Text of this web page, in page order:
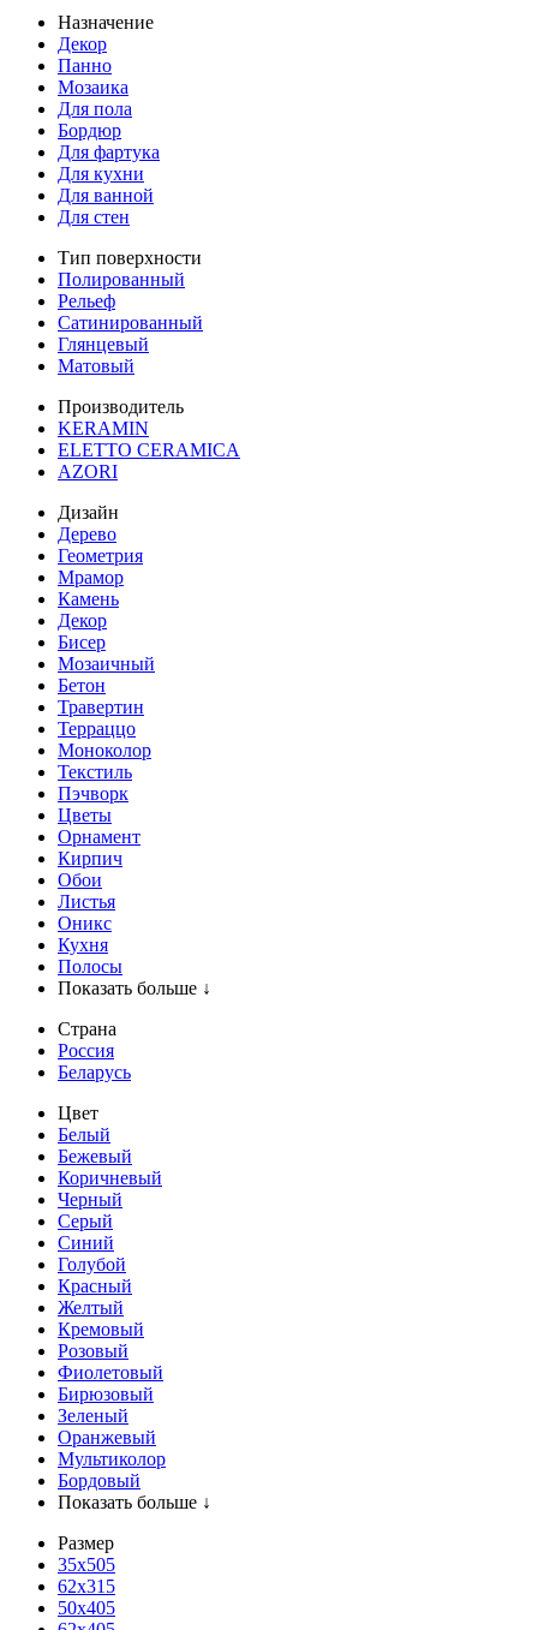
Назначение
Декор
Панно
Мозаика
Для пола
Бордюр
Для фартука
Для кухни
Для ванной
Для стен
Тип поверхности
Полированный
Рельеф
Сатинированный
Глянцевый
Матовый
Производитель
KERAMIN
ELETTO CERAMICA
AZORI
Дизайн
Дерево
Геометрия
Мрамор
Камень
Декор
Бисер
Мозаичный
Бетон
Травертин
Терраццо
Моноколор
Текстиль
Пэчворк
Цветы
Орнамент
Кирпич
Обои
Листья
Оникс
Кухня
Полосы
Показать больше ↓
Страна
Россия
Беларусь
Цвет
Белый
Бежевый
Коричневый
Черный
Серый
Синий
Голубой
Красный
Желтый
Кремовый
Розовый
Фиолетовый
Бирюзовый
Зеленый
Оранжевый
Мультиколор
Бордовый
Показать больше ↓
Размер
35х505
62x315
50x405